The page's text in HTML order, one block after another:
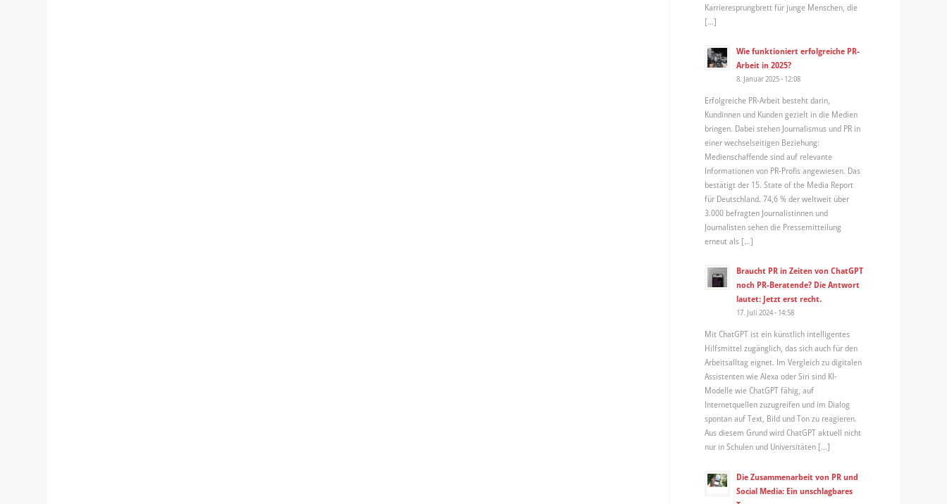
Karrieresprungbrett für junge Menschen, die
[…]
Wie funktioniert erfolgreiche PR-
Arbeit in 2025?
8. Januar 2025 - 12:08
Erfolgreiche PR-Arbeit besteht darin,
Kundinnen und Kunden gezielt in die Medien
bringen. Dabei stehen Journalismus und PR in
einer wechselseitigen Beziehung:
Medienschaffende sind auf relevante
Informationen von PR-Profis angewiesen. Das
bestätigt der 15. State of the Media Report
für Deutschland. 74,6 % der weltweit über
3.000 befragten Journalistinnen und
Journalisten sehen die Pressemitteilung
erneut als […]
Braucht PR in Zeiten von ChatGPT
noch PR-Beratende? Die Antwort
lautet: Jetzt erst recht.
17. Juli 2024 - 14:58
Mit ChatGPT ist ein künstlich intelligentes
Hilfsmittel zugänglich, das sich auch für den
Arbeitsalltag eignet. Im Vergleich zu digitalen
Assistenten wie Alexa oder Siri sind KI-
Modelle wie ChatGPT fähig, auf
Internetquellen zuzugreifen und im Dialog
spontan auf Text, Bild und Ton zu reagieren.
Aus diesem Grund wird ChatGPT aktuell nicht
nur in Schulen und Universitäten […]
Die Zusammenarbeit von PR und
Social Media: Ein unschlagbares